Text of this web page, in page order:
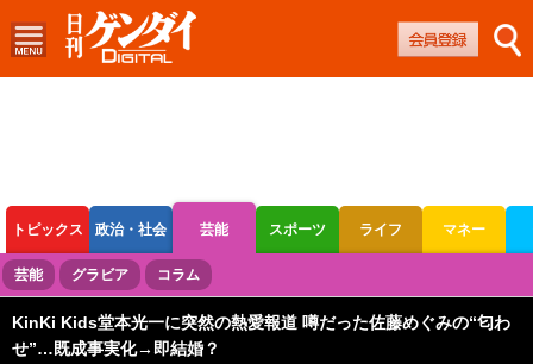
トピックス 政治・社会 芸能 スポーツ ライフ マネー
ボートレース 競輪 オートレース
芸能 グラビア コラム
KinKi Kids堂本光一に突然の熱愛報道 噂だった佐藤めぐみの“匂わ
せ”…既成事実化→即結婚？